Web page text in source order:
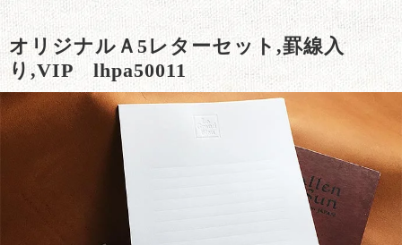
オリジナルＡ5レターセット,罫線入
り,VIP lhpa50011